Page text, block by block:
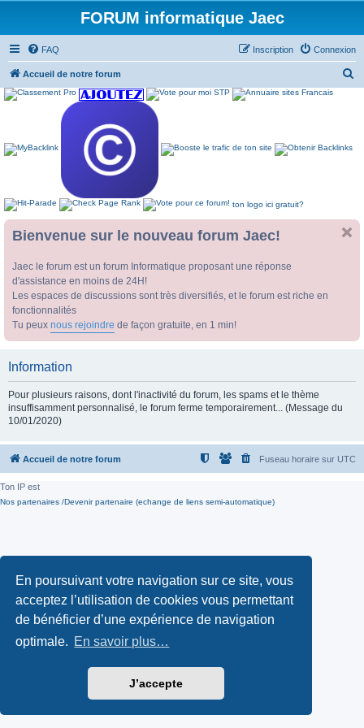
En poursuivant votre navigation sur ce site, vous
acceptez l’utilisation de cookies vous permettant
de bénéficier d’une expérience de navigation
optimale. En savoir plus…
J’accepte
FORUM informatique Jaec
FAQ Connexion
Inscription
Accueil de notre forum
ton logo ici gratuit?
Bienvenue sur le nouveau forum Jaec!
Jaec le forum est un forum Informatique proposant une réponse
d'assistance en moins de 24H!
Les espaces de discussions sont très diversifiés, et le forum est riche en
fonctionnalités
Tu peux nous rejoindre de façon gratuite, en 1 min!
Information
Pour plusieurs raisons, dont l'inactivité du forum, les spams et le thème
insuffisamment personnalisé, le forum ferme temporairement... (Message du
10/01/2020)
Accueil de notre forum Fuseau horaire sur UTC
Ton IP est
Nos partenaires /Devenir partenaire (echange de liens semi-automatique)